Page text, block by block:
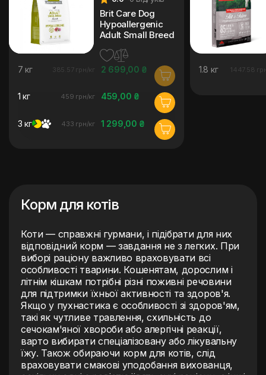
Brit Care Dog
Hypoallergenic
Adult Small Breed
2 699,00 ₴
7 кг 385.57 грн/кг
459,00 ₴
1 кг 459 грн/кг
1 299,00 ₴
3 кг 433 грн/кг
1.8 кг 1447.58
Корм для котів
Коти — справжні гурмани, і підібрати для них
відповідний корм — завдання не з легких. При
виборі раціону важливо враховувати всі
особливості тварини. Кошенятам, дорослим і
літнім кішкам потрібні різні поживні речовини
для підтримки їхньої активності та здоров'я.
Якщо у пухнастика є особливості зі здоров'ям,
такі як чутливе травлення, схильність до
сечокам'яної хвороби або алергічні реакції,
варто вибирати спеціалізовану або лікувальну
їжу. Також обираючи корм для котів, слід
враховувати смакові уподобання вихованця,